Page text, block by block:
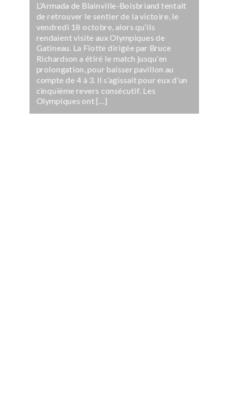
L’Armada de Blainville-Boisbriand tentait
de retrouver le sentier de la victoire, le
vendredi 18 octobre, alors qu’ils
rendaient visite aux Olympiques de
Gatineau. La Flotte dirigée par Bruce
Richardson a étiré le match jusqu’en
prolongation, pour baisser pavillon au
compte de 4 à 3. Il s’agissait pour eux d’un
cinquième revers consécutif. Les
Olympiques ont […]